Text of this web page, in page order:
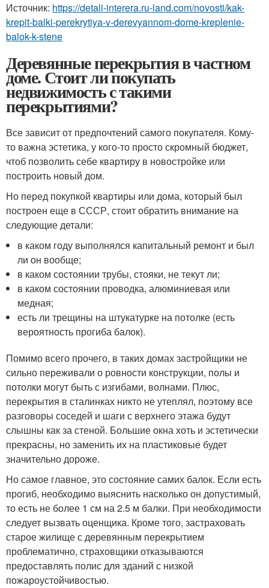
Источник: https://detali-interera.ru-land.com/novosti/kak-
krepit-balki-perekrytiya-v-derevyannom-dome-kreplenie-
balok-k-stene
Деревянные перекрытия в частном
доме. Стоит ли покупать
недвижимость с такими
перекрытиями?
Все зависит от предпочтений самого покупателя. Кому-
то важна эстетика, у кого-то просто скромный бюджет,
чтоб позволить себе квартиру в новостройке или
построить новый дом.
Но перед покупкой квартиры или дома, который был
построен еще в СССР, стоит обратить внимание на
следующие детали:
в каком году выполнялся капитальный ремонт и был
ли он вообще;
в каком состоянии трубы, стояки, не текут ли;
в каком состоянии проводка, алюминиевая или
медная;
есть ли трещины на штукатурке на потолке (есть
вероятность прогиба балок).
Помимо всего прочего, в таких домах застройщики не
сильно переживали о ровности конструкции, полы и
потолки могут быть с изгибами, волнами. Плюс,
перекрытия в сталинках никто не утеплял, поэтому все
разговоры соседей и шаги с верхнего этажа будут
слышны как за стеной. Большие окна хоть и эстетически
прекрасны, но заменить их на пластиковые будет
значительно дороже.
Но самое главное, это состояние самих балок. Если есть
прогиб, необходимо выяснить насколько он допустимый,
то есть не более 1 см на 2.5 м балки. При необходимости
следует вызвать оценщика. Кроме того, застраховать
старое жилище с деревянным перекрытием
проблематично, страховщики отказываются
предоставлять полис для зданий с низкой
пожароустойчивостью.